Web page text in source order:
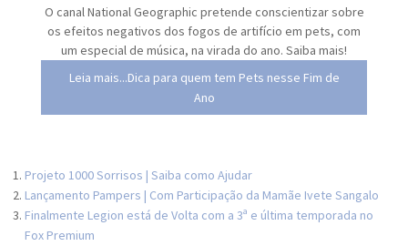
O canal National Geographic pretende conscientizar sobre
os efeitos negativos dos fogos de artifício em pets, com
um especial de música, na virada do ano. Saiba mais!
Leia mais...Dica para quem tem Pets nesse Fim de
Ano
Projeto 1000 Sorrisos | Saiba como Ajudar
Lançamento Pampers | Com Participação da Mamãe Ivete Sangalo
Finalmente Legion está de Volta com a 3ª e última temporada no
Fox Premium